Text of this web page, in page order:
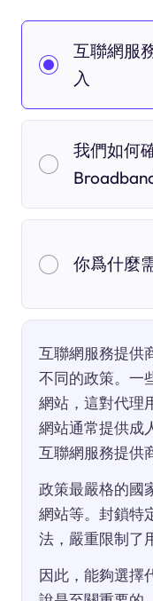
互聯網服
入
我們如何
你爲什麼
互聯網服務提供
不同的政策。一
網站，這對代理
網站通常提供成
互聯網服務提供
政策最嚴格的國
網站等。封鎖特
法，嚴重限制了
因此，能夠選擇